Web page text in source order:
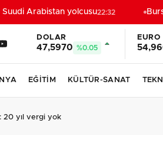
Arabistan yolcusu22:32
DOLAR
47,5970 %0.05
EURO
EĞİTİM KÜLTÜR-SANAT
20 yıl vergi yok